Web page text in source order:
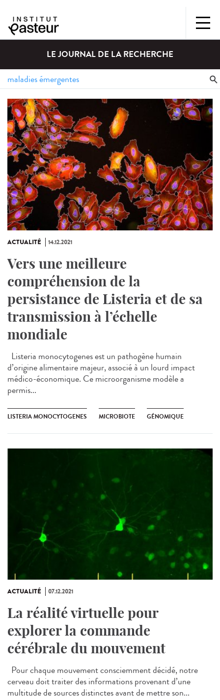
LE JOURNAL DE LA RECHERCHE
ACTUALITÉ 14.12.2021
Vers une meilleure
compréhension de la
persistance de Listeria et de sa
transmission à l’échelle
mondiale
Listeria monocytogenes est un pathogène humain
d’origine alimentaire majeur, associé à un lourd impact
médico-économique. Ce microorganisme modèle a
permis...
LISTERIA MONOCYTOGENES MICROBIOTE GÉNOMIQUE
ACTUALITÉ 07.12.2021
La réalité virtuelle pour
explorer la commande
cérébrale du mouvement
Pour chaque mouvement consciemment décidé, notre
cerveau doit traiter des informations provenant d’une
multitude de sources distinctes avant de mettre son...